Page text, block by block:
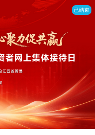
已结束